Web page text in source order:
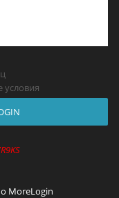
условия
MoreLogin